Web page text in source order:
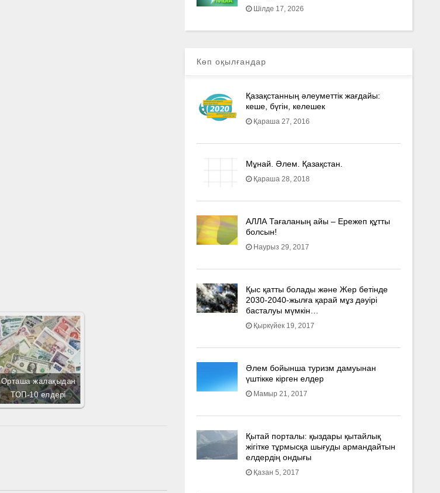
Орташа жалақыдан
ТОП-10 елдері
Шілде 17, 2026
Көп оқылғандар
Қазақстанның әлеуметтік жағдайы:
кеше, бүгін, келешек
Қараша 27, 2016
Мұнай. Әлем. Қазақстан.
Қараша 28, 2018
АЛЛА Тағаланың айы – Ережеп құтты
болсын!
Наурыз 29, 2017
Қыс қатты болады және Жер бетінде
2030-2040­-жылға қарай мұз дәуірі
басталуы мүмкін…
Қыркүйек 19, 2017
Әлем бойынша туризм дамуынан
үштікке кірген елдер
Мамыр 21, 2017
Қытай порталы: қыздары қытайлық
жігітке тұрмысқа шығуды армандайтын
елдердің ондығы
Қазан 5, 2017